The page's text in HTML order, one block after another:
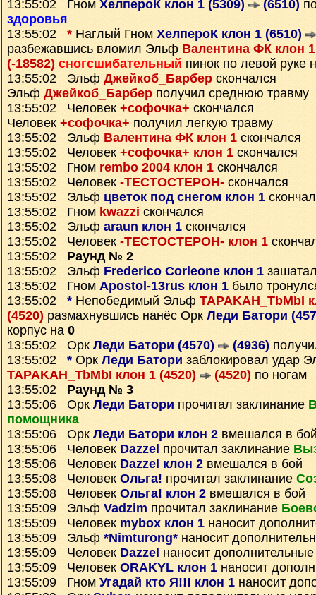
13:55:02 Гном ХелпероК клон 1 (5309) (6510)
здоровья
13:55:02 * Наглый Гном ХелпероК клон 1 (6510)
разбежавшись вломил Эльф Валентина ФК клон
(-18582) сногсшибательный пинок по левой руке
13:55:02 Эльф Джейкоб_Барбер скончался
Эльф Джейкоб_Барбер получил среднюю травму
13:55:02 Человек +софочка+ скончался
Человек +софочка+ получил легкую травму
13:55:02 Эльф Валентина ФК клон 1 скончался
13:55:02 Человек +софочка+ клон 1 скончался
13:55:02 Гном rembo 2004 клон 1 скончался
13:55:02 Человек -ТЕСТОСТЕРОН- скончался
13:55:02 Эльф цветок под снегом клон 1
13:55:02 Гном kwazzi скончался
13:55:02 Эльф araun клон 1 скончался
13:55:02 Человек -ТЕСТОСТЕРОН- клон 1
13:55:02 Раунд № 2
13:55:02 Эльф Frederico Corleone клон 1
13:55:02 Гном Apostol-13rus клон 1 было
13:55:02 * Непобедимый Эльф TAPAKAH_TbMbI
(4520) размахнувшись нанёс Орк Леди Батори
корпус на 0
13:55:02 Орк Леди Батори (4570) (4936)
13:55:02 * Орк Леди Батори заблокировал удар
TAPAKAH_TbMbI клон 1 (4520)
(4520) по ногам
13:55:02 Раунд № 3
13:55:06 Орк Леди Батори прочитал заклинание
помощника
13:55:06 Орк Леди Батори клон 2 вмешался в
13:55:06 Человек Dazzel прочитал заклинание
13:55:06 Человек Dazzel клон 2 вмешался в бой
13:55:08 Человек Ольга! прочитал заклинание
13:55:08 Человек Ольга! клон 2 вмешался в бой
13:55:09 Эльф Vadzim прочитал заклинание
13:55:09 Человек mybox клон 1 наносит
13:55:09 Эльф *Nimturong* наносит
13:55:09 Человек Dazzel наносит
13:55:09 Человек ORAKYL клон 1 наносит
13:55:09 Гном Угадай кто Я!!! клон 1 наносит